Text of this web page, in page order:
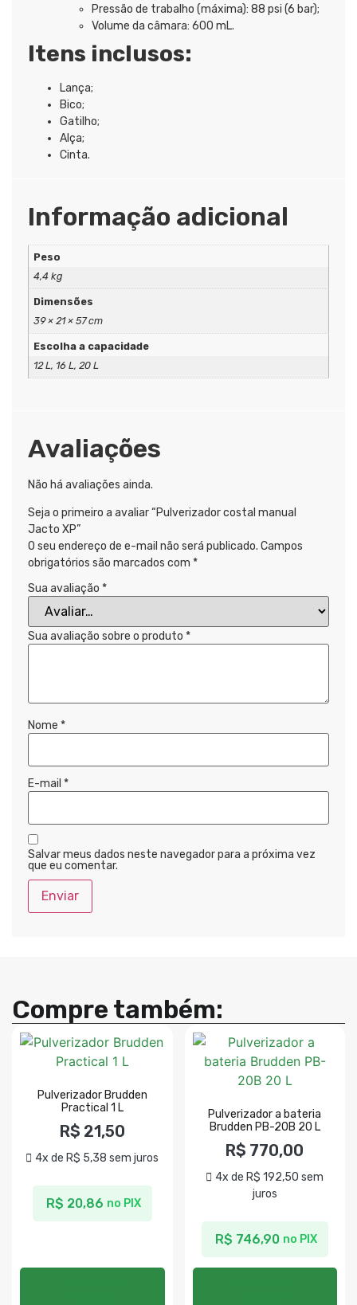
Pressão de trabalho (máxima): 88 psi (6 bar);
Volume da câmara: 600 mL.
Itens inclusos:
Lança;
Bico;
Gatilho;
Alça;
Cinta.
Informação adicional
Peso
4,4 kg
Dimensões
39 × 21 × 57 cm
Escolha a capacidade
12 L, 16 L, 20 L
Avaliações
Não há avaliações ainda.
Seja o primeiro a avaliar “Pulverizador costal manual
Jacto XP”
O seu endereço de e-mail não será publicado. Campos
obrigatórios são marcados com *
Sua avaliação *
Sua avaliação sobre o produto *
Nome *
E-mail *
Salvar meus dados neste navegador para a próxima vez
que eu comentar.
Compre também:
Pulverizador Brudden
Practical 1 L
R$ 21,50
4x de R$ 5,38 sem juros
R$ 20,86 no PIX
Pulverizador a bateria
Brudden PB-20B 20 L
R$ 770,00
4x de R$ 192,50 sem
juros
R$ 746,90 no PIX